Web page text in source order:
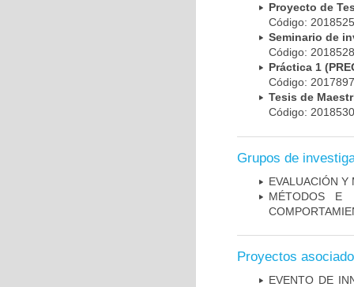
Proyecto de
Código:
Seminario de
Código:
Práctica 1
Código:
Tesis de
Código:
Grupos de
EVALUACIÓN Y
MÉTODOS E
Proyectos
EVENTO DE